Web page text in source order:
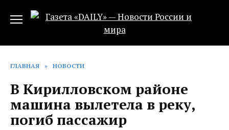
ГЛАВНАЯ » НОВОСТИ
В Кирилловском районе
машина вылетела в реку,
погиб пассажир